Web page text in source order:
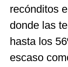
recónditos
donde las
hasta los
escaso